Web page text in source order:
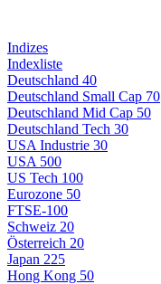
Indizes
Indexliste
Deutschland 40
Deutschland Small Cap 70
Deutschland Mid Cap 50
Deutschland Tech 30
USA Industrie 30
USA 500
US Tech 100
Eurozone 50
FTSE-100
Schweiz 20
Österreich 20
Japan 225
Hong Kong 50